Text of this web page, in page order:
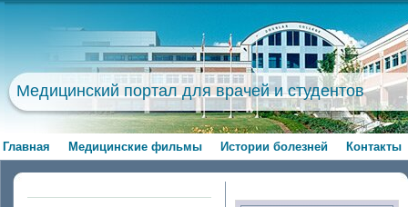
Медицинский портал для врачей и студентов
Главная Медицинские фильмы Истории болезней Контакты